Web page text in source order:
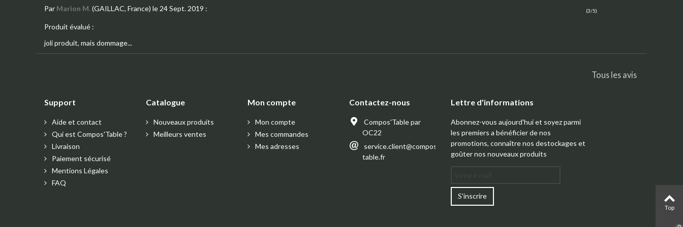
Par Marion M.(GAILLAC, France) le 24 Sept. 2019 : (3/5)
Produit évalué :
joli produit, mais dommage...
Tous les avis
Support
Aide et contact
Qui est Compos'Table ?
Livraison
Paiement sécurisé
Mentions Légales
FAQ
Catalogue
Nouveaux produits
Meilleurs ventes
Mon compte
Mon compte
Mes commandes
Mes adresses
Contactez-nous
Compos'Table par
OC22
service.client@compos-
table.fr
Lettre d'informations
Abonnez-vous aujourd'hui et soyez parmi
les premiers a bénéficier de nos
promotions, connaître nos destockages et
goûter nos nouveaux produits
S'inscrire
Top